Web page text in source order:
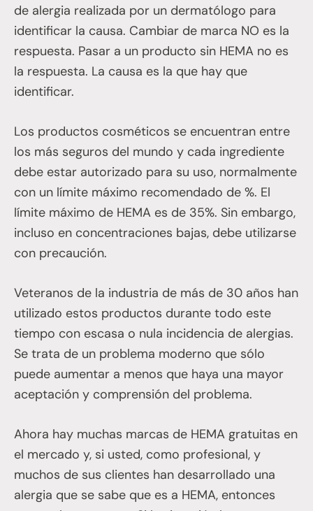
de alergia realizada por un dermatólogo para
identificar la causa. Cambiar de marca NO es la
respuesta. Pasar a un producto sin HEMA no es
la respuesta. La causa es la que hay que
identificar.
Los productos cosméticos se encuentran entre
los más seguros del mundo y cada ingrediente
debe estar autorizado para su uso, normalmente
con un límite máximo recomendado de %. El
límite máximo de HEMA es de 35%. Sin embargo,
incluso en concentraciones bajas, debe utilizarse
con precaución.
Veteranos de la industria de más de 30 años han
utilizado estos productos durante todo este
tiempo con escasa o nula incidencia de alergias.
Se trata de un problema moderno que sólo
puede aumentar a menos que haya una mayor
aceptación y comprensión del problema.
Ahora hay muchas marcas de HEMA gratuitas en
el mercado y, si usted, como profesional, y
muchos de sus clientes han desarrollado una
alergia que se sabe que es a HEMA, entonces